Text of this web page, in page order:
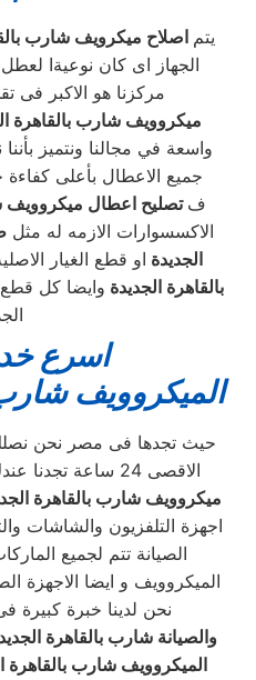
يتم اصلاح ميكرويف شارب
الجهاز اى كان نوعيةا
مركزنا هو الاكبر فى
ميكروويف شارب بالقاهرة
واسعة في مجالنا ونتميز
جميع الاعطال بأعلى كفاءة
ف تصليح اعطال ميكروويف
الاكسسوارات الازمه له مثل
الجديدة او قطع الغيار
بالقاهرة الجديدة وايضا كل
اسرع
الميكروويف شارب
حيث تجدها فى مصر نحن
الاقصى 24 ساعة تجدنا عندك فى منزلك حيث يتم
ميكروويف شارب بالقاهرة
اجهزة التلفزيون والشاشات
الصيانة تتم لجميع
الميكروويف و ايضا الاجهزة
نحن لدينا خبرة كبيرة
والصيانة شارب بالقاهرة
الميكروويف شارب بالقاهرة